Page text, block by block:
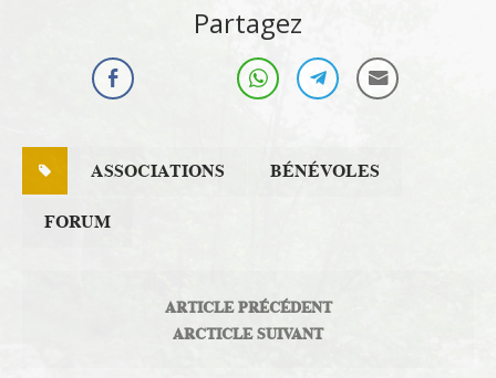
Partagez
ASSOCIATIONS BÉNÉVOLES
FORUM
ARTICLE PRÉCÉDENT
ARCTICLE SUIVANT